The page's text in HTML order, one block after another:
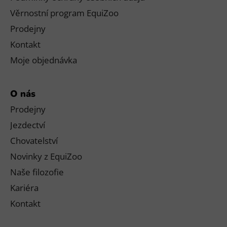
Věrnostní program EquiZoo
Prodejny
Kontakt
Moje objednávka
O nás
Prodejny
Jezdectví
Chovatelství
Novinky z EquiZoo
Naše filozofie
Kariéra
Kontakt